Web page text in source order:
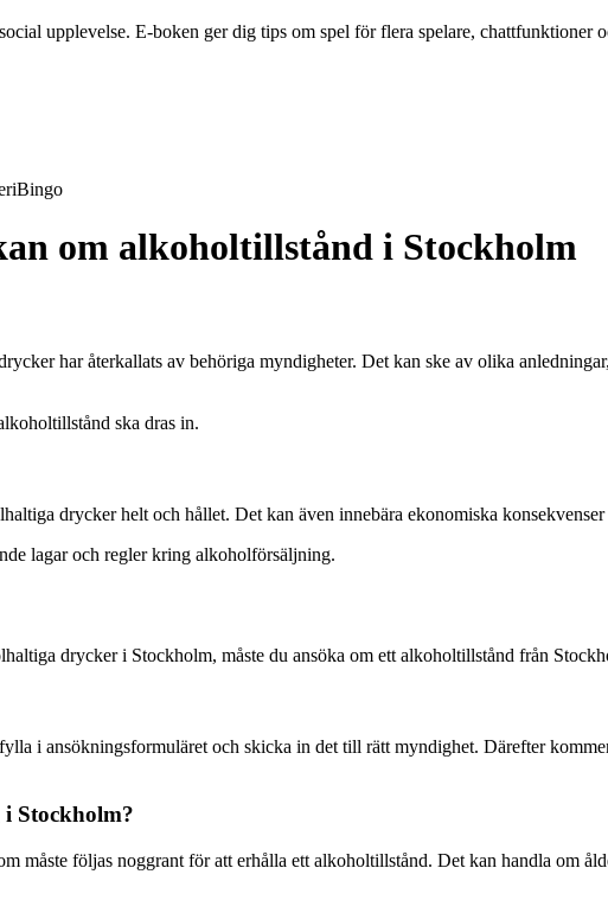
upplevelse. E-boken ger dig tips om spel för flera spelare, chattfunktioner
Bingo
om alkoholtillstånd i Stockholm
har återkallats av behöriga myndigheter. Det kan ske av olika
ska dras in.
drycker helt och hållet. Det kan även innebära ekonomiska konsekvenser
lagar och regler kring alkoholförsäljning.
drycker i Stockholm, måste du ansöka om ett alkoholtillstånd från
i ansökningsformuläret och skicka in det till rätt myndighet. Därefter
Stockholm?
följas noggrant för att erhålla ett alkoholtillstånd. Det kan handla om